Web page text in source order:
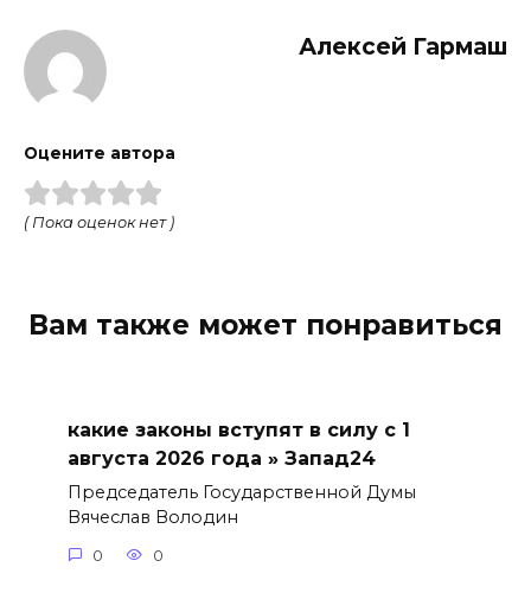
Алексей Гармаш
Оцените автора
( Пока оценок нет )
Вам также может понравиться
какие законы вступят в силу с 1
августа 2026 года » Запад24
Председатель Государственной Думы
Вячеслав Володин
0 0